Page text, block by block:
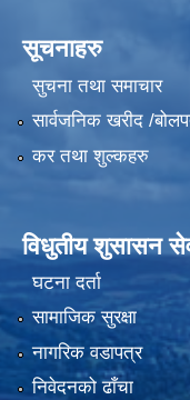
सूचनाहरु
सुचना तथा समाचार
सार्वजनिक खरीद /
कर तथा शुल्कहरु
विधुतीय शुसासन
घटना दर्ता
सामाजिक सुरक्षा
नागरिक वडापत्र
निवेदनको ढाँचा